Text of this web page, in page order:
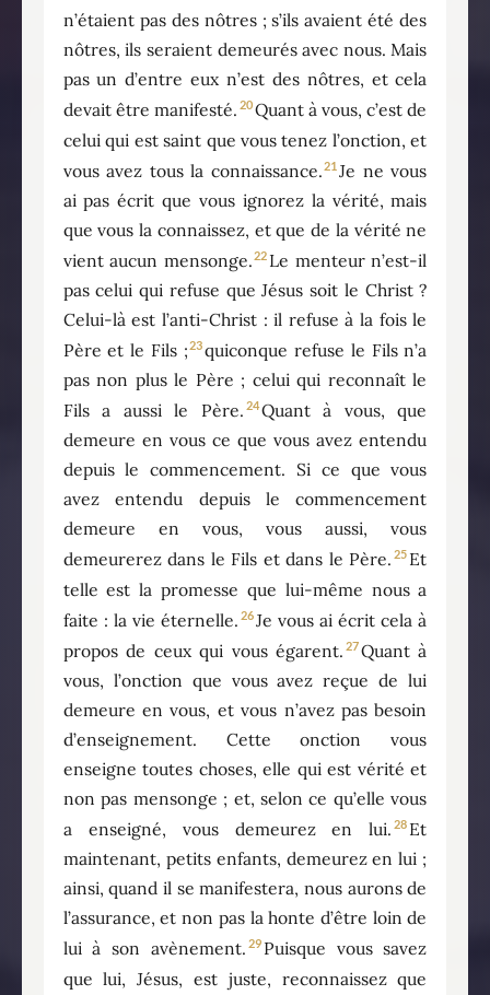
n’étaient pas des nôtres ; s’ils avaient été des
nôtres, ils seraient demeurés avec nous. Mais
pas un d’entre eux n’est des nôtres, et cela
devait être manifesté. 20Quant à vous, c’est de
celui qui est saint que vous tenez l’onction, et
vous avez tous la connaissance.21 Je ne vous
ai pas écrit que vous ignorez la vérité, mais
que vous la connaissez, et que de la vérité ne
vient aucun mensonge.22 Le menteur n’est-il
pas celui qui refuse que Jésus soit le Christ ?
Celui-là est l’anti-Christ : il refuse à la fois le
Père et le Fils ;23quiconque refuse le Fils n’a
pas non plus le Père ; celui qui reconnaît le
Fils a aussi le Père. 24Quant à vous, que
demeure en vous ce que vous avez entendu
depuis le commencement. Si ce que vous
avez entendu depuis le commencement
demeure en vous, vous aussi, vous
demeurerez dans le Fils et dans le Père. 25 Et
telle est la promesse que lui-même nous a
faite : la vie éternelle. 26Je vous ai écrit cela à
propos de ceux qui vous égarent. 27Quant à
vous, l’onction que vous avez reçue de lui
demeure en vous, et vous n’avez pas besoin
d’enseignement. Cette onction vous
enseigne toutes choses, elle qui est vérité et
non pas mensonge ; et, selon ce qu’elle vous
a enseigné, vous demeurez en lui. 28 Et
maintenant, petits enfants, demeurez en lui ;
ainsi, quand il se manifestera, nous aurons de
l’assurance, et non pas la honte d’être loin de
lui à son avènement. 29 Puisque vous savez
que lui, Jésus, est juste, reconnaissez que